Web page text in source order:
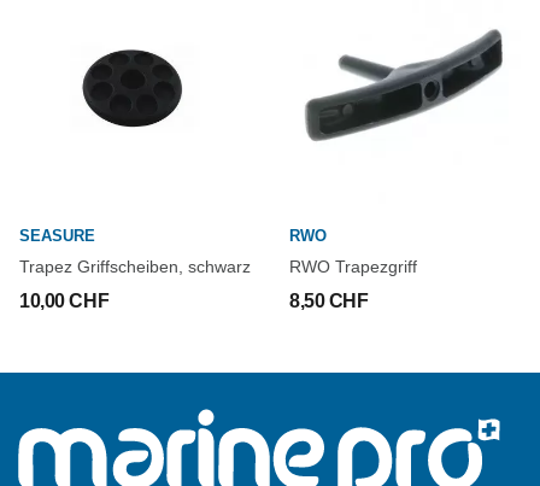
SEASURE
Trapez Griffscheiben, schwarz
10,00 CHF
RWO
RWO Trapezgriff
8,50 CHF